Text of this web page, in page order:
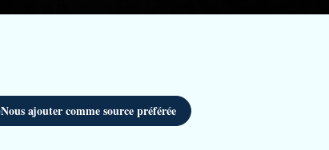
Nous ajouter comme source préférée